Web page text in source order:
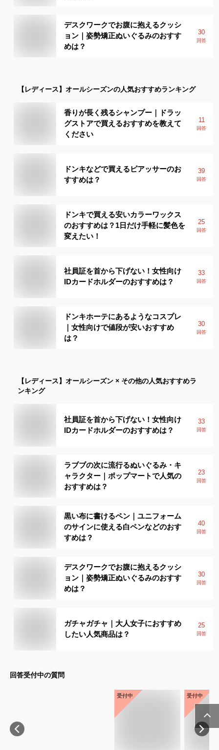
デスクワークでお腹に抱えるクッシ
ョン｜姿勢矯正ぬいぐるみのおすす
めは？
30
回答
【レディース】 オールシーズンの人気おすすめランキング
香りが長く残るシャンプー｜ドラッ
グストアで買えるおすすめを教えて
ください
11
回答
ドンキなどで買えるピアッサーのお
すすめは？
39
回答
ドンキで買える安いカラーワックス
のおすすめは？1日だけ手軽に髪色を
変えたい！
25
回答
社員証を首から下げない！女性向け
IDカードホルダーのおすすめは？
33
回答
ドンキホーテにあるようなコスプレ
｜女性向けで値段が安いおすすめ
は？
30
回答
【レディース】 オールシーズン × その他の人気おすすめラ
ンキング
社員証を首から下げない！女性向け
IDカードホルダーのおすすめは？
33
回答
ラブブの次に流行るぬいぐるみ・キ
ャラクター｜ポップマートで人気の
おすすめは？
23
回答
黒い布に書けるペン｜ユニフォーム
のサインに使える白ペンなどのおす
すめは？
40
回答
デスクワークでお腹に抱えるクッシ
ョン｜姿勢矯正ぬいぐるみのおすす
めは？
30
回答
ガチャガチャ｜大人女子におすすめ
したい人気商品は？
25
回答
回答受付中の質問
受付中 受付中